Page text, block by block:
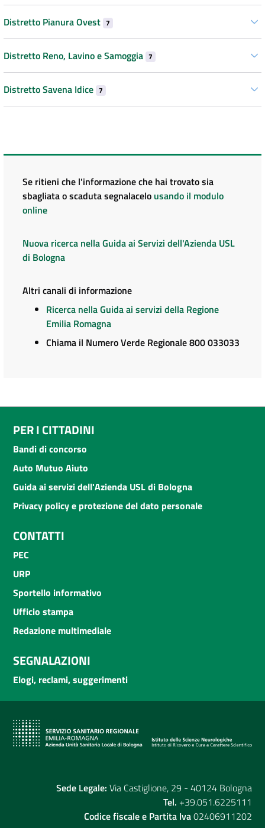
Distretto Pianura Ovest 7
Distretto Reno, Lavino e Samoggia 7
Distretto Savena Idice 7
Se ritieni che l'informazione che hai trovato sia
sbagliata o scaduta segnalacelo usando il modulo
online
Nuova ricerca nella Guida ai Servizi dell'Azienda USL
di Bologna
Altri canali di informazione
Ricerca nella Guida ai servizi della Regione
Emilia Romagna
Chiama il Numero Verde Regionale 800 033033
PER I CITTADINI
Bandi di concorso
Auto Mutuo Aiuto
Guida ai servizi dell'Azienda USL di Bologna
Privacy policy e protezione del dato personale
CONTATTI
PEC
URP
Sportello informativo
Ufficio stampa
Redazione multimediale
SEGNALAZIONI
Elogi, reclami, suggerimenti
Sede Legale: Via Castiglione, 29 - 40124 Bologna
Tel. +39.051.6225111
Codice fiscale e Partita Iva02406911202